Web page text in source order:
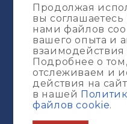
Портфолио
О компании
Журнал
Продолжая
вы
нами файлов
вашего опыта и
взаимодействия
Подробнее о
отслеживаем и
действия на
в нашей
файлов cookie.